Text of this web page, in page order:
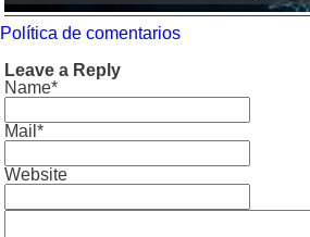
Política de comentarios
Leave a Reply
Name*
Mail*
Website